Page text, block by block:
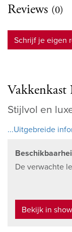
Reviews (0)
Schrijf je eigen
Stijlvol en
...Uitgebreide
De verwachte
Bekijk in